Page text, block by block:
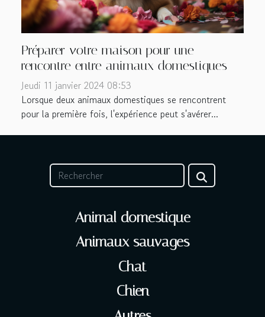
Préparer votre maison pour une
rencontre entre animaux domestiques
Jeudi 11 janvier 2024 08:53
Lorsque deux animaux domestiques se rencontrent
pour la première fois, l'expérience peut s'avérer...
Animal domestique
Animaux sauvages
Chat
Chien